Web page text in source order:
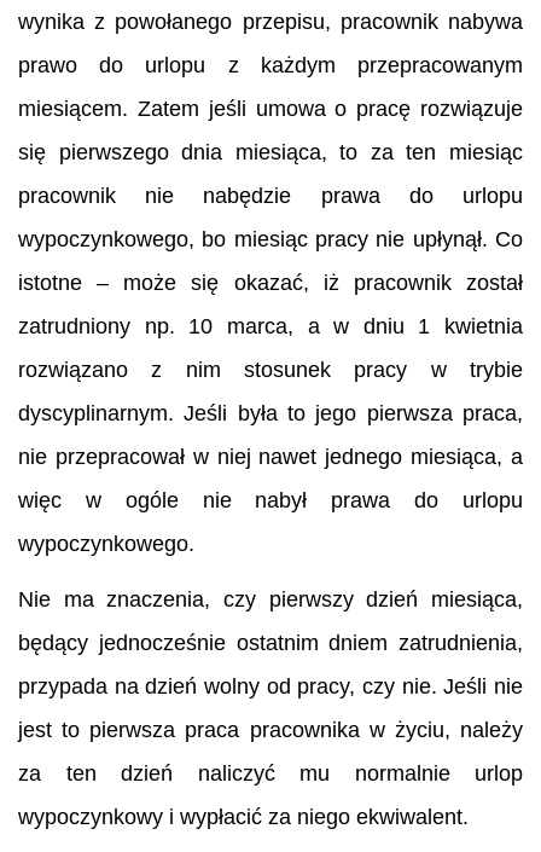
wynika z powołanego przepisu, pracownik nabywa
prawo do urlopu z każdym przepracowanym
miesiącem. Zatem jeśli umowa o pracę rozwiązuje
się pierwszego dnia miesiąca, to za ten miesiąc
pracownik nie nabędzie prawa do urlopu
wypoczynkowego, bo miesiąc pracy nie upłynął. Co
istotne – może się okazać, iż pracownik został
zatrudniony np. 10 marca, a w dniu 1 kwietnia
rozwiązano z nim stosunek pracy w trybie
dyscyplinarnym. Jeśli była to jego pierwsza praca,
nie przepracował w niej nawet jednego miesiąca, a
więc w ogóle nie nabył prawa do urlopu
wypoczynkowego.
Nie ma znaczenia, czy pierwszy dzień miesiąca,
będący jednocześnie ostatnim dniem zatrudnienia,
przypada na dzień wolny od pracy, czy nie. Jeśli nie
jest to pierwsza praca pracownika w życiu, należy
za ten dzień naliczyć mu normalnie urlop
wypoczynkowy i wypłacić za niego ekwiwalent.